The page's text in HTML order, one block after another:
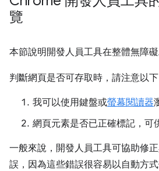
覽
本節說明開發人員工具在整體無障礙
判斷網頁是否可存取時，請注意以下
我可以使用鍵盤或螢幕閱讀器
網頁元素是否已正確標記，可
一般來說，開發人員工具可協助修
誤，因為這些錯誤很容易以自動方